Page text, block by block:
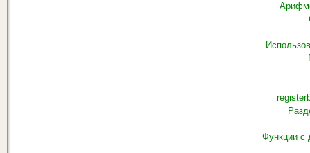
Функции с